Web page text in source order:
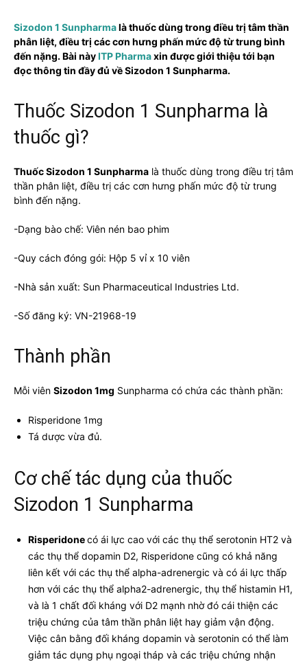
Sizodon 1 Sunpharmalà thuốc dùng trong điều trị tâm thần
phân liệt, điều trị các cơn hưng phấn mức độ từ trung bình
đến nặng. Bài nàyITP Pharmaxin được giới thiệu tới bạn
đọc thông tin đầy đủ về Sizodon 1 Sunpharma.
Thuốc Sizodon 1 Sunpharma là
thuốc gì?
Thuốc Sizodon 1 Sunpharma là thuốc dùng trong điều trị tâm
thần phân liệt, điều trị các cơn hưng phấn mức độ từ trung
bình đến nặng.
-Dạng bào chế: Viên nén bao phim
-Quy cách đóng gói: Hộp 5 vỉ x 10 viên
-Nhà sản xuất: Sun Pharmaceutical Industries Ltd.
-Số đăng ký: VN-21968-19
Thành phần
Mỗi viên Sizodon 1mg Sunpharma có chứa các thành phần:
Risperidone 1mg
Tá dược vừa đủ.
Cơ chế tác dụng của thuốc
Sizodon 1 Sunpharma
Risperidonecó ái lực cao với các thụ thể serotonin HT2 và
các thụ thể dopamin D2, Risperidone cũng có khả năng
liên kết với các thụ thể alpha-adrenergic và có ái lực thấp
hơn với các thụ thể alpha2-adrenergic, thụ thể histamin H1,
và là 1 chất đối kháng với D2 mạnh nhờ đó cái thiện các
triệu chứng của tâm thần phân liệt hay giảm vận động.
Việc cân bằng đối kháng dopamin và serotonin có thể làm
giảm tác dụng phụ ngoại tháp và các triệu chứng nhận